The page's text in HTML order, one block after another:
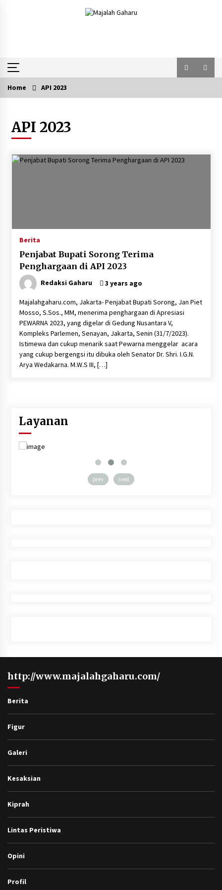
Home API 2023
API 2023
Berita
Penjabat Bupati Sorong Terima
Penghargaan di API 2023
Redaksi Gaharu 3 years ago
Majalahgaharu.com, Jakarta- Penjabat Bupati Sorong, Jan Piet
Mosso, S.Sos., MM, menerima penghargaan di Apresiasi
PEWARNA 2023, yang digelar di Gedung Nusantara V,
Kompleks Parlemen, Senayan, Jakarta, Senin (31/7/2023).
Istimewa dan cukup menarik saat Pewarna menggelar acara
yang cukup bergengsi itu dibuka oleh Senator Dr. Shri. I.G.N.
Arya Wedakarna. M.W.S III, […]
Layanan
prev next
http://www.majalahgaharu.com/
Berita
Figur
Galeri
Kesaksian
Kiprah
Lintas Peristiwa
Opini
Profil